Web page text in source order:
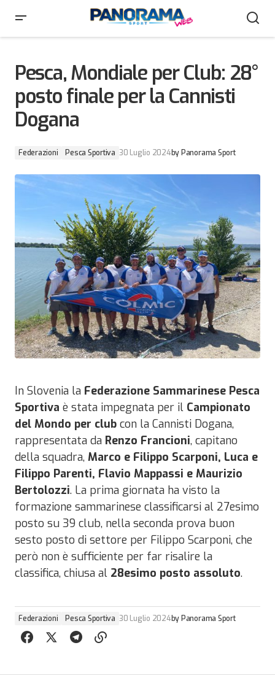
Pesca, Mondiale per Club: 28°
posto finale per la Cannisti
Dogana
Federazioni Pesca Sportiva 30 Luglio 2024by Panorama Sport
In Slovenia la Federazione Sammarinese Pesca
Sportiva è stata impegnata per il Campionato
del Mondo per club con la Cannisti Dogana,
rappresentata da Renzo Francioni, capitano
della squadra, Marco e Filippo Scarponi, Luca e
Filippo Parenti, Flavio Mappassi e Maurizio
Bertolozzi. La prima giornata ha visto la
formazione sammarinese classificarsi al 27esimo
posto su 39 club, nella seconda prova buon
sesto posto di settore per Filippo Scarponi, che
però non è sufficiente per far risalire la
classifica, chiusa al 28esimo posto assoluto.
Federazioni Pesca Sportiva 30 Luglio 2024by Panorama Sport